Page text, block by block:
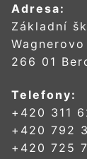
Adresa:
Základní
266 01
Telefony:
+420 311
+420 792
+420 725